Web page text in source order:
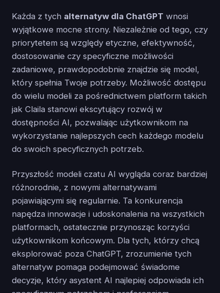
Każda z tych alternatyw dla ChatGPT wnosi
wyjątkowe mocne strony. Niezależnie od tego, czy
priorytetem są względy etyczne, efektywność,
dostosowanie czy specyficzne możliwości
zadaniowe, prawdopodobnie znajdzie się model,
który spełnia Twoje potrzeby. Możliwość dostępu
do wielu modeli za pośrednictwem platform takich
jak Claila stanowi ekscytujący rozwój w
dostępności AI, pozwalając użytkownikom na
wykorzystanie najlepszych cech każdego modelu
do swoich specyficznych potrzeb.
Przyszłość modeli czatu AI wygląda coraz bardziej
różnorodnie, z nowymi alternatywami
pojawiającymi się regularnie. Ta konkurencja
napędza innowacje i udoskonalenia na wszystkich
platformach, ostatecznie przynosząc korzyści
użytkownikom końcowym. Dla tych, którzy chcą
eksplorować poza ChatGPT, zrozumienie tych
alternatyw pomaga podejmować świadome
decyzje, który asystent AI najlepiej odpowiada ich